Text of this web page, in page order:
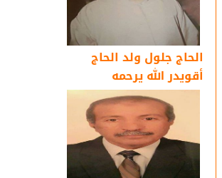
الحاج جلول ولد الحاج
أقويدر الله يرحمه